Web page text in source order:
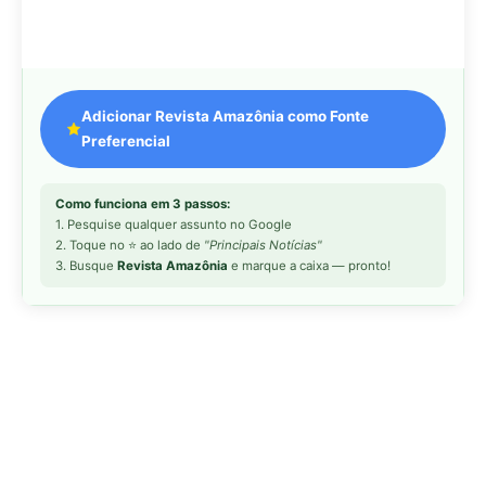
Adicionar Revista Amazônia como Fonte
Preferencial
Como funciona em 3 passos:
1. Pesquise qualquer assunto no Google
2. Toque no ⭐ ao lado de "Principais Notícias"
3. Busque Revista Amazônia e marque a caixa — pronto!